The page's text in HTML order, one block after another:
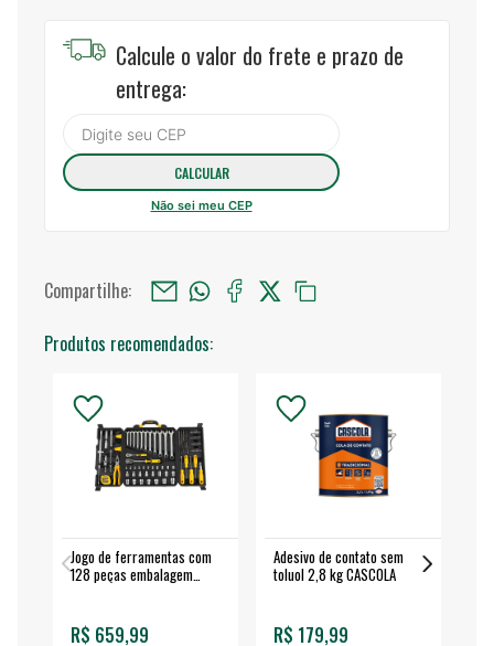
Calcule o valor do frete e prazo de
entrega:
Não sei meu CEP
Compartilhe:
Produtos recomendados:
Jogo de ferramentas com
128 peças embalagem
R$ 659,99
Adesivo de contato sem
toluol 2,8 kg CASCOLA
R$ 179,99